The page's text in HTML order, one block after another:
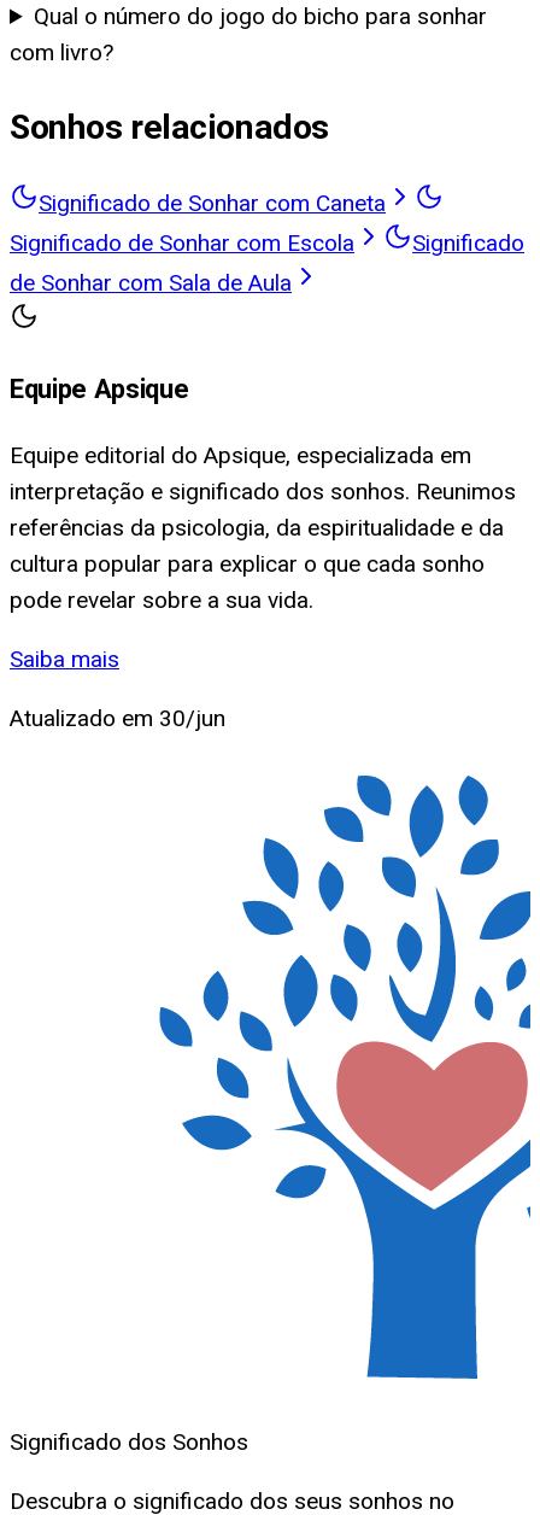
Qual o número do jogo do bicho para sonhar
com livro?
Sonhos relacionados
Significado de Sonhar com Caneta
Significado de Sonhar com Escola
Significado
de Sonhar com Sala de Aula
Equipe Apsique
Equipe editorial do Apsique, especializada em
interpretação e significado dos sonhos. Reunimos
referências da psicologia, da espiritualidade e da
cultura popular para explicar o que cada sonho
pode revelar sobre a sua vida.
Saiba mais
Atualizado em 30/jun
Significado dos Sonhos
Descubra o significado dos seus sonhos no